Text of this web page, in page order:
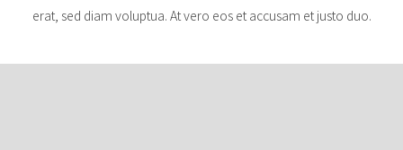
erat, sed diam voluptua. At vero eos et accusam et justo duo.